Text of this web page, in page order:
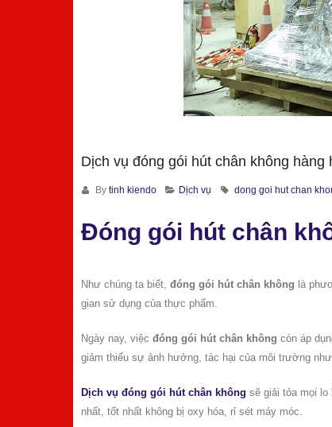
Dịch vụ đóng gói hút chân không hàng
By tinh kiendo Dịch vụ dong goi hut chan
Đóng gói hút chân
Như chúng ta biết, đóng gói hút chân không là
gian sử dụng của thực phẩm.
Ngày nay, việc đóng gói hút chân không còn áp
giảm thiểu sự ảnh hưởng, tác hại của môi trường
Dịch vụ đóng gói hút chân không sẽ giải tỏa mọi lo
nhất, tốt nhất không bị oxy hóa, rỉ sét máy móc.